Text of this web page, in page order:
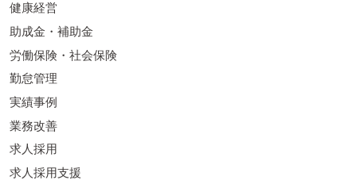
健康経営
助成金・補助金
労働保険・社会保険
勤怠管理
実績事例
業務改善
求人採用
求人採用支援